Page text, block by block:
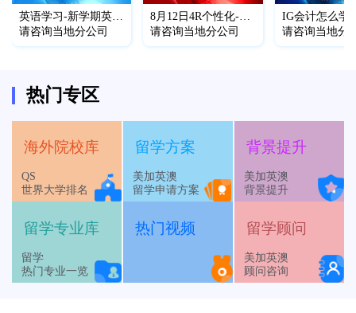
英语学习-新学期英语
系统领跑
请咨询当地分公司
8月12日4R个性化-暑
期雅思冲 刺 高 能 高
分
请咨询当地分公司
IG会计怎么学
请咨询当地分
热门专区
海外院校库
QS
世界大学排名
留学方案
美加英澳
留学申请方案
背景提升
美加英澳
背景提升
留学专业库
留学
热门专业一览
热门视频 留学顾问
美加英澳
顾问咨询